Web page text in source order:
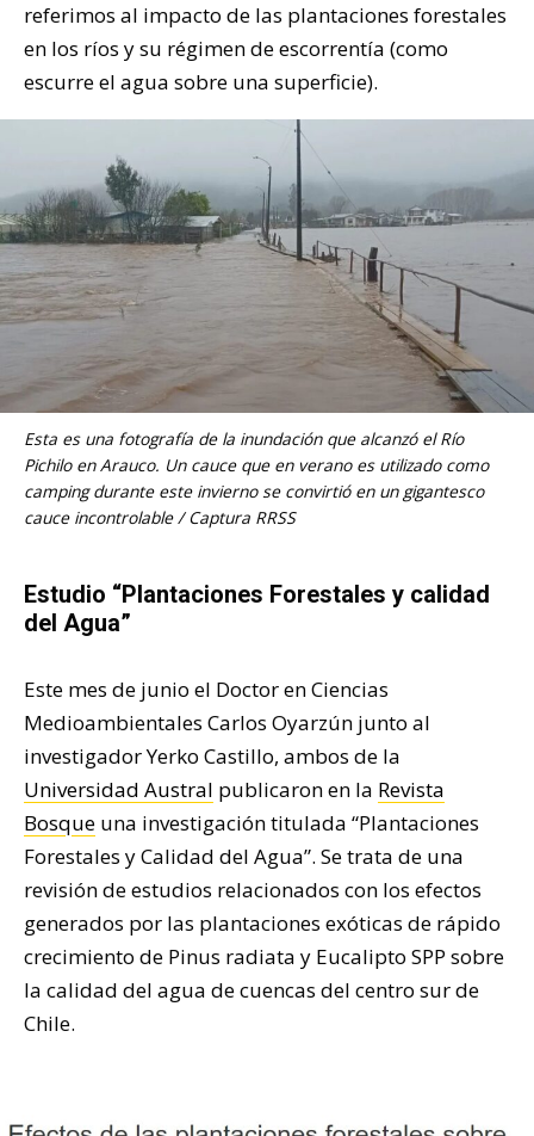
referimos al impacto de las plantaciones forestales
en los ríos y su régimen de escorrentía (como
escurre el agua sobre una superficie).
Esta es una fotografía de la inundación que alcanzó el Río
Pichilo en Arauco. Un cauce que en verano es utilizado como
camping durante este invierno se convirtió en un gigantesco
cauce incontrolable / Captura RRSS
Estudio “Plantaciones Forestales y calidad
del Agua”
Este mes de junio el Doctor en Ciencias
Medioambientales Carlos Oyarzún junto al
investigador Yerko Castillo, ambos de la
Universidad Austral publicaron en la Revista
Bosque una investigación titulada “Plantaciones
Forestales y Calidad del Agua”. Se trata de una
revisión de estudios relacionados con los efectos
generados por las plantaciones exóticas de rápido
crecimiento de Pinus radiata y Eucalipto SPP sobre
la calidad del agua de cuencas del centro sur de
Chile.